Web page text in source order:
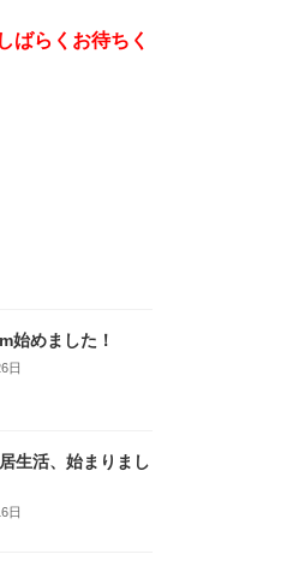
ばらくお待ちく
始めました！
日
生活、始まりまし
日